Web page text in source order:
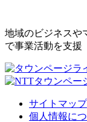
地域のビジネスや
で事業活動を支援
サイトマップ
個人情報に